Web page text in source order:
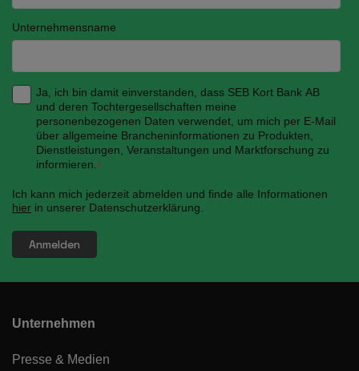
Unternehmensname
Ja, ich bin damit einverstanden, dass SEB Kort Bank AB
und deren Tochtergesellschaften meine
personenbezogenen Daten verwendet, um mich per E-Mail
über allgemeine Brancheninformationen zu Produkten,
Dienstleistungen, Veranstaltungen und Marktforschung zu
informieren.*
Ich kann mich jederzeit abmelden und finde alle Informationen
hier in unserer Datenschutzerklärung.
Unternehmen
Presse & Medien